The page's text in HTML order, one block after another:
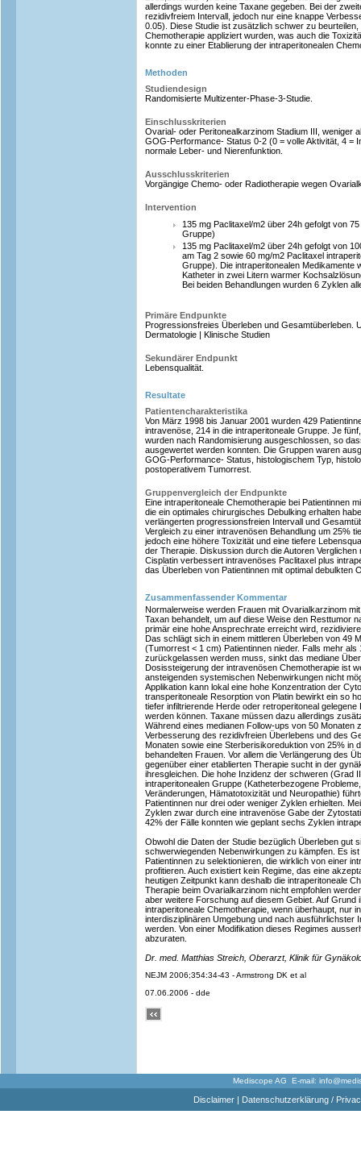
allerdings wurden keine Taxane gegeben. Bei der
rezidivfreiem Intervall, jedoch nur eine knappe
0.05). Diese Studie ist zusätzlich schwer zu
Chemotherapie appliziert wurden, was auch die
konnte zu einer Etablierung der intraperitonealen
Methoden
Studiendesign
Randomisierte Multizenter-Phase-3-Studie.
Einschlusskriterien
Ovarial- oder Peritonealkarzinom Stadium III, weniger
GOG-Performance- Status 0-2 (0 = volle Aktivität, 4 =
normale Leber- und Nierenfunktion.
Ausschlusskriterien
Vorgängige Chemo- oder Radiotherapie wegen
Intervention
135 mg Paclitaxel/m2 über 24h gefolgt von
Gruppe)
135 mg Paclitaxel/m2 über 24h gefolgt von
am Tag 2 sowie 60 mg/m2 Paclitaxel
Gruppe). Die intraperitonealen Medikamente
Katheter in zwei Litern warmer
Bei beiden Behandlungen wurden 6 Zyklen
Primäre Endpunkte
Progressionsfreies Überleben und Gesamtüberleben.
Dermatologie | Klinische Studien
Sekundärer Endpunkt
Lebensqualität.
Resultate
Patientencharakteristika
Von März 1998 bis Januar 2001 wurden 429
intravenöse, 214 in die intraperitoneale Gruppe. Je
wurden nach Randomisierung ausgeschlossen, so
ausgewertet werden konnten. Die Gruppen waren
GOG-Performance- Status, histologischem Typ,
postoperativem Tumorrest.
Gruppenvergleich der Endpunkte
Eine intraperitoneale Chemotherapie bei Patientinnen
die ein optimales chirurgisches Debulking erhalten
verlängerten progressionsfreien Intervall und
Vergleich zu einer intravenösen Behandlung um 25%
jedoch eine höhere Toxizität und eine tiefere
der Therapie. Diskussion durch die Autoren
Cisplatin verbessert intravenöses Paclitaxel plus
das Überleben von Patientinnen mit optimal debulkten
Zusammenfassender Kommentar
Normalerweise werden Frauen mit Ovarialkarzinom
Taxan behandelt, um auf diese Weise den Resttumor
primär eine hohe Ansprechrate erreicht wird,
Das schlägt sich in einem mittleren Überleben von 49
(Tumorrest < 1 cm) Patientinnen nieder. Falls mehr
zurückgelassen werden muss, sinkt das mediane
Dosissteigerung der intravenösen Chemotherapie ist
ansteigenden systemischen Nebenwirkungen nicht
Applikation kann lokal eine hohe Konzentration der
transperitoneale Resorption von Platin bewirkt ein so
tiefer infiltrierende Herde oder retroperitoneal
werden können. Taxane müssen dazu allerdings
Während eines medianen Follow-ups von 50 Monaten
Verbesserung des rezidivfreien Überlebens und des
Monaten sowie eine Sterberisikoreduktion von 25% in
behandelten Frauen. Vor allem die Verlängerung des
gegenüber einer etablierten Therapie sucht in der
ihresgleichen. Die hohe Inzidenz der schweren (Grad
intraperitonealen Gruppe (Katheterbezogene
Veränderungen, Hämatotoxizität und Neuropathie)
Patientinnen nur drei oder weniger Zyklen erhielten.
Zyklen zwar durch eine intravenöse Gabe der
42% der Fälle konnten wie geplant sechs Zyklen
Obwohl die Daten der Studie bezüglich Überleben gut
schwerwiegenden Nebenwirkungen zu kämpfen. Es
Patientinnen zu selektionieren, die wirklich von einer
profitieren. Auch existiert kein Regime, das eine
heutigen Zeitpunkt kann deshalb die intraperitoneale
Therapie beim Ovarialkarzinom nicht empfohlen
aber weitere Forschung auf diesem Gebiet. Auf Grund
intraperitoneale Chemotherapie, wenn überhaupt, nur
interdisziplinären Umgebung und nach ausführlichster
werden. Von einer Modifikation dieses Regimes
abzuraten.
Dr. med. Matthias Streich, Oberarzt, Klinik für
NEJM 2006;354:34-43 - Armstrong DK et al
07.06.2006 - dde
Mediscope AG E-mail:
Disclaimer| Datenschutzerklärung /